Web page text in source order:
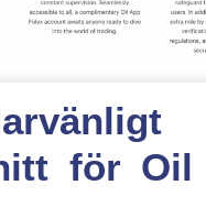
för Oil